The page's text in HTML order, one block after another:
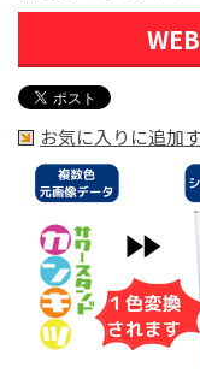
お気に入りに追加